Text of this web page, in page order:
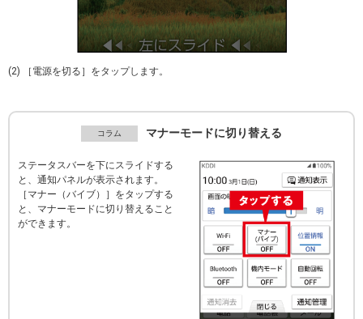
(2) ［電源を切る］をタップします。
マナーモードに切り替える
ステータスバーを下にスライドする
と、通知パネルが表示されます。
［マナー（バイブ）］をタップする
と、マナーモードに切り替えること
ができます。